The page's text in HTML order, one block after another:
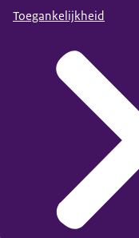
Toegankelijkheid